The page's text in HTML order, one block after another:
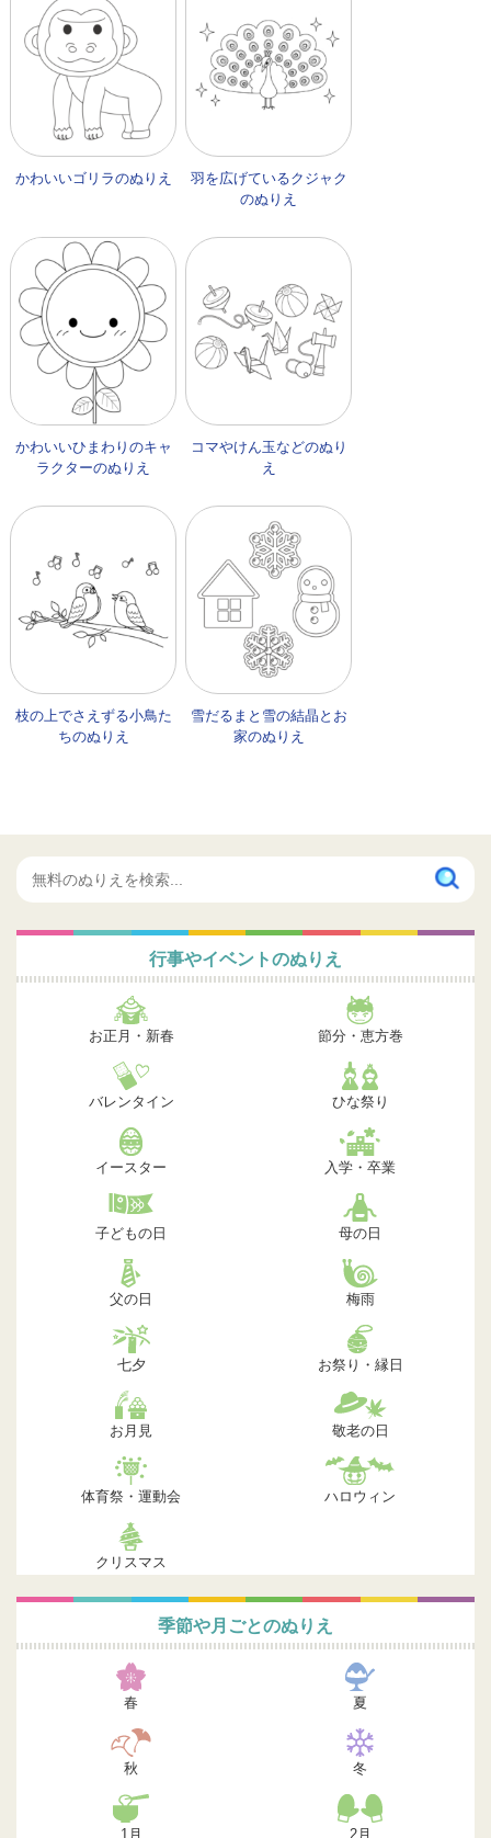
かわいいゴリラのぬりえ
羽を広げているクジャク
のぬりえ
かわいいひまわりのキャ
ラクターのぬりえ
コマやけん玉などのぬり
え
枝の上でさえずる小鳥た
ちのぬりえ
雪だるまと雪の結晶とお
家のぬりえ
行事やイベントのぬりえ
お正月・新春 節分・恵方巻
バレンタイン ひな祭り
イースター 入学・卒業
子どもの日 母の日
父の日 梅雨
七夕 お祭り・縁日
お月見 敬老の日
体育祭・運動会 ハロウィン
クリスマス
季節や月ごとのぬりえ
春 夏
秋 冬
1月 2月